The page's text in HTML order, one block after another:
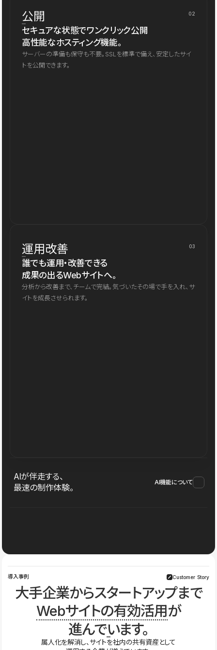
公開 02
セキュアな状態でワンクリック公開
高性能なホスティング機能。
サーバーの準備も保守も不要。SSLを標準で備え、安定したサイ
トを公開できます。
運用改善 03
誰でも運用・改善できる
成果の出るWebサイトへ。
分析から改善まで、チームで完結。気づいたその場で手を入れ、サ
イトを成長させられます。
AIが伴走する、
最速の制作体験。
AI機能について
導入事例 Customer Story
大手企業からスタートアップまで
Webサイトの有効活用が
進んでいます。
属人化を解消し、サイトを社内の共有資産として